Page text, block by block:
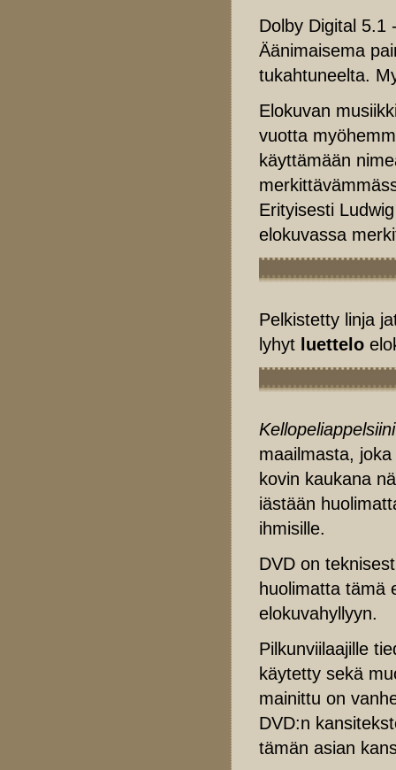
Dolby Digital 5.1
Äänimaisema
tukahtuneelta.
Elokuvan
vuotta
käyttämään
Erityisesti
elokuvassa
Pelkistetty linja
lyhyt luettelo
maailmasta,
kovin kaukana
iästään
ihmisille.
DVD on
huolimatta tämä
elokuvahyllyyn.
Pilkunviilaajille
käytetty sekä
mainittu on
DVD:n
tämän asian